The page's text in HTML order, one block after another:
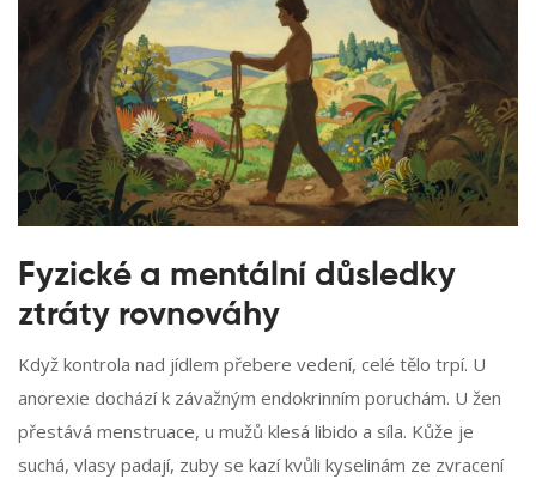
Fyzické a mentální důsledky
ztráty rovnováhy
Když kontrola nad jídlem přebere vedení, celé tělo trpí. U
anorexie dochází k závažným endokrinním poruchám. U žen
přestává menstruace, u mužů klesá libido a síla. Kůže je
suchá, vlasy padají, zuby se kazí kvůli kyselinám ze zvracení